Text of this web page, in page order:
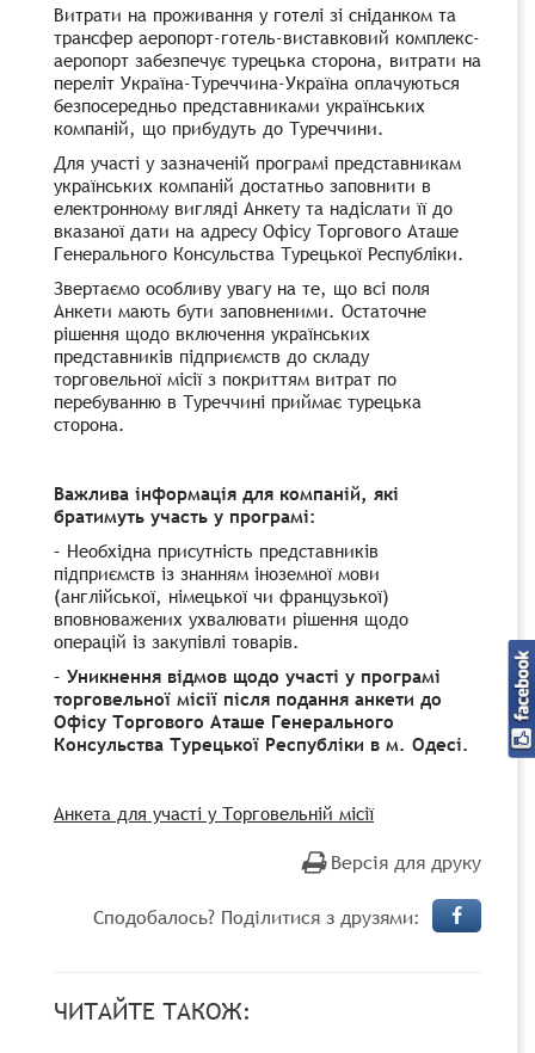
Витрати на проживання у готелі зі сніданком та
трансфер аеропорт-готель-виставковий комплекс-
аеропорт забезпечує турецька сторона, витрати на
переліт Україна-Туреччина-Україна оплачуються
безпосередньо представниками українських
компаній, що прибудуть до Туреччини.
Для участі у зазначеній програмі представникам
українських компаній достатньо заповнити в
електронному вигляді Анкету та надіслати її до
вказаної дати на адресу Офісу Торгового Аташе
Генерального Консульства Турецької Республіки.
Звертаємо особливу увагу на те, що всі поля
Анкети мають бути заповненими. Остаточне
рішення щодо включення українських
представників підприємств до складу
торговельної місії з покриттям витрат по
перебуванню в Туреччині приймає турецька
сторона.
Важлива інформація для компаній, які
братимуть участь у програмі:
– Необхідна присутність представників
підприємств із знанням іноземної мови
(англійської, німецької чи французької)
вповноважених ухвалювати рішення щодо
операцій із закупівлі товарів.
– Уникнення відмов щодо участі у програмі
торговельної місії після подання анкети до
Офісу Торгового Аташе Генерального
Консульства Турецької Республіки в м. Одесі.
Анкета для участі у Торговельній місії
Версія для друку
Сподобалось? Поділитися з друзями:
ЧИТАЙТЕ ТАКОЖ: